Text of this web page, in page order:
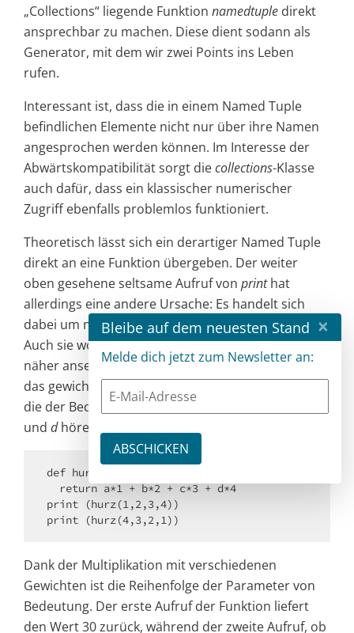
„Collections“ liegende Funktion namedtuple direkt
ansprechbar zu machen. Diese dient sodann als
Generator, mit dem wir zwei Points ins Leben
rufen.
Interessant ist, dass die in einem Named Tuple
befindlichen Elemente nicht nur über ihre Namen
angesprochen werden können. Im Interesse der
Abwärtskompatibilität sorgt diecollections-Klasse
auch dafür, dass ein klassischer numerischer
Zugriff ebenfalls problemlos funktioniert.
Theoretisch lässt sich ein derartiger Named Tuple
direkt an eine Funktion übergeben. Der weiter
oben gesehene seltsame Aufruf von printhat
allerdings eine andere Ursache: Es handelt sich
dabei um namensbehaftete Funktionsparameter.
Auch sie wollen wir mit einem kleinen Beispiel
näher ansehen. Die Funktionhurzrealisiert dabei
das gewichtete Summieren von vier Parametern,
die der Bequemlichkeit halber auf die Namen
und dhören:
def hurz(a, b, c, d):
print (hurz(1,2,3,4))
print (hurz(4,3,2,1))
Dank der Multiplikation mit verschiedenen
Gewichten ist die Reihenfolge der Parameter von
Bedeutung. Der erste Aufruf der Funktion liefert
den Wert 30 zurück, während der zweite Aufruf, ob
Bleibe auf dem neuesten Stand ×
Melde dich jetzt zum Newsletter an: